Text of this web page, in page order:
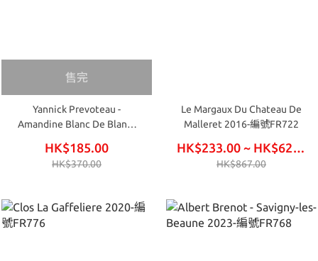
售完
Yannick Prevoteau -
Amandine Blanc De Blancs
HK$185.00
HK$370.00
Le Margaux Du Chateau De
Malleret 2016-編號FR722
HK$233.00 ~ HK$624.00
HK$867.00